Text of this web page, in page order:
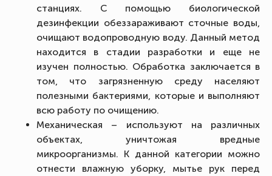
станциях. С помощью биологической
дезинфекции обеззараживают сточные воды,
очищают водопроводную воду. Данный метод
находится в стадии разработки и еще не
изучен полностью. Обработка заключается в
том, что загрязненную среду населяют
полезными бактериями, которые и выполняют
всю работу по очищению.
Механическая – используют на различных
объектах, уничтожая вредные
микроорганизмы. К данной категории можно
отнести влажную уборку, мытье рук перед